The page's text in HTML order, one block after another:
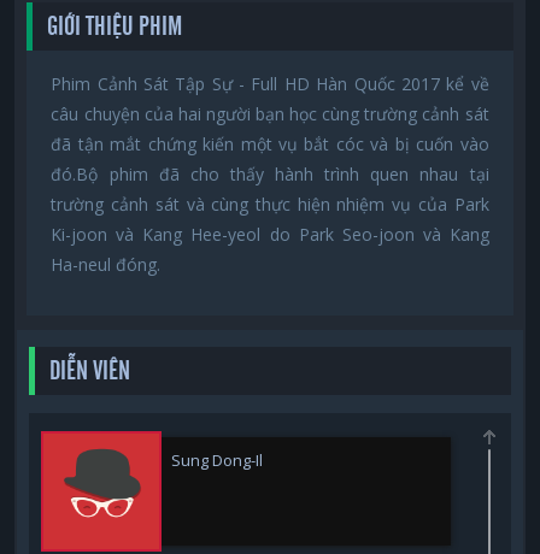
GIỚI THIỆU PHIM
Phim Cảnh Sát Tập Sự - Full HD Hàn Quốc 2017 kể về
câu chuyện của hai người bạn học cùng trường cảnh sát
đã tận mắt chứng kiến một vụ bắt cóc và bị cuốn vào
đó.Bộ phim đã cho thấy hành trình quen nhau tại
trường cảnh sát và cùng thực hiện nhiệm vụ của Park
Ki-joon và Kang Hee-yeol do Park Seo-joon và Kang
Ha-neul đóng.
DIỄN VIÊN
Sung Dong-Il